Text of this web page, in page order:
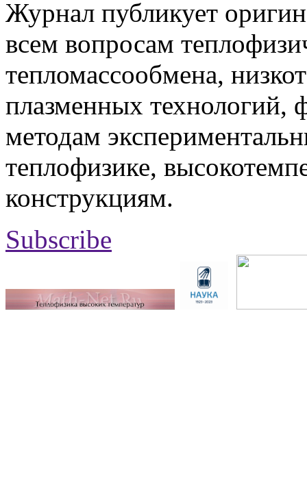
Журнал публикует
всем вопросам
тепломассообмена,
плазменных технологий,
методам
теплофизике,
конструкциям.
Subscribe